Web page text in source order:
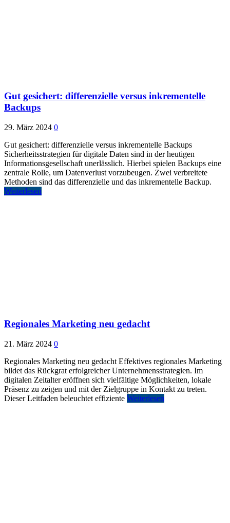
Gut gesichert: differenzielle versus inkrementelle
Backups
29. März 2024 0
Gut gesichert: differenzielle versus inkrementelle Backups
Sicherheitsstrategien für digitale Daten sind in der heutigen
Informationsgesellschaft unerlässlich. Hierbei spielen Backups eine
zentrale Rolle, um Datenverlust vorzubeugen. Zwei verbreitete
Methoden sind das differenzielle und das inkrementelle Backup.
Weiterlesen
Regionales Marketing neu gedacht
21. März 2024 0
Regionales Marketing neu gedacht Effektives regionales Marketing
bildet das Rückgrat erfolgreicher Unternehmensstrategien. Im
digitalen Zeitalter eröffnen sich vielfältige Möglichkeiten, lokale
Präsenz zu zeigen und mit der Zielgruppe in Kontakt zu treten.
Dieser Leitfaden beleuchtet effiziente Weiterlesen